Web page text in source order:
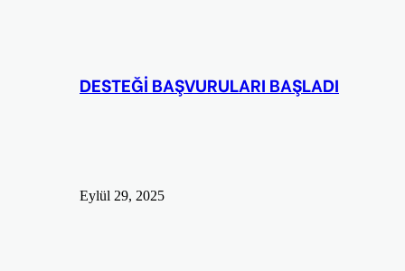
DESTEĞİ BAŞVURULARI BAŞLADI
Eylül 29, 2025